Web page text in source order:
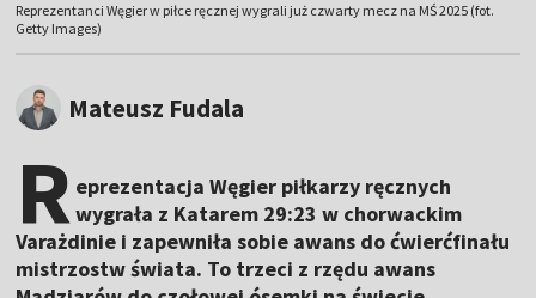
Reprezentanci Węgier w piłce ręcznej wygrali już czwarty mecz na MŚ 2025 (fot.
Getty Images)
Mateusz Fudala
R eprezentacja Węgier piłkarzy ręcznych
wygrała z Katarem 29:23 w chorwackim
Varażdinie i zapewniła sobie awans do ćwierćfinału
mistrzostw świata. To trzeci z rzędu awans